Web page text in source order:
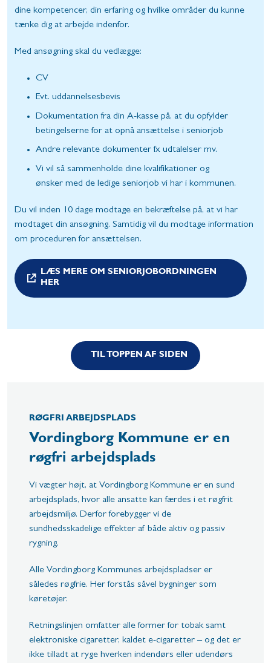
dine kompetencer, din erfaring og hvilke områder du kunne
tænke dig at arbejde indenfor.
Med ansøgning skal du vedlægge:
CV
Evt. uddannelsesbevis
Dokumentation fra din A-kasse på, at du opfylder
betingelserne for at opnå ansættelse i seniorjob
Andre relevante dokumenter fx udtalelser mv.
Vi vil så sammenholde dine kvalifikationer og
ønsker med de ledige seniorjob vi har i kommunen.
Du vil inden 10 dage modtage en bekræftelse på, at vi har
modtaget din ansøgning. Samtidig vil du modtage information
om proceduren for ansættelsen.
LÆS MERE OM SENIORJOBORDNINGEN
HER
TIL TOPPEN AF SIDEN
RØGFRI ARBEJDSPLADS
Vordingborg Kommune er en
røgfri arbejdsplads
Vi vægter højt, at Vordingborg Kommune er en sund
arbejdsplads, hvor alle ansatte kan færdes i et røgfrit
arbejdsmiljø. Derfor forebygger vi de
sundhedsskadelige effekter af både aktiv og passiv
rygning.
Alle Vordingborg Kommunes arbejdspladser er
således røgfrie. Her forstås såvel bygninger som
køretøjer.
Retningslinjen omfatter alle former for tobak samt
elektroniske cigaretter, kaldet e-cigaretter – og det er
ikke tilladt at ryge hverken indendørs eller udendørs